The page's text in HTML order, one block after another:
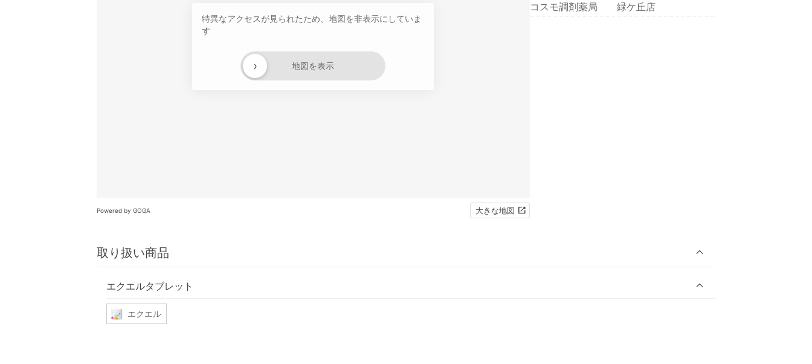
特異なアクセスが見られたため、地図を非表示にしていま
す
地図を表示
›
Powered by GOGA 大きな地図
取り扱い商品
エクエルタブレット
エクエル
コスモ調剤薬局 緑ケ丘店